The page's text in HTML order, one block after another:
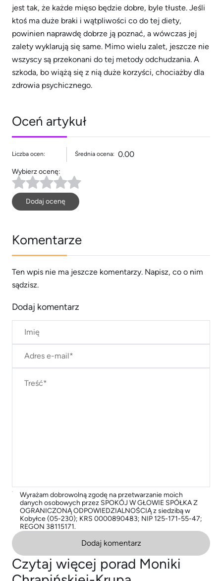
jest tak, że każde mięso będzie dobre, byle tłuste. Jeśli
ktoś ma duże braki i wątpliwości co do tej diety,
powinien naprawdę dobrze ją poznać, a wówczas jej
zalety wyklarują się same. Mimo wielu zalet, jeszcze nie
wszyscy są przekonani do tej metody odchudzania. A
szkoda, bo wiążą się z nią duże korzyści, chociażby dla
zdrowia psychicznego.
Oceń artykuł
Liczba ocen: Średnia ocena: 0.00
Wybierz ocenę:
Dodaj ocenę
Komentarze
Ten wpis nie ma jeszcze komentarzy. Napisz, co o nim
sądzisz.
Dodaj komentarz
Wyrażam dobrowolną zgodę na przetwarzanie moich
danych osobowych przez SPOKÓJ W GŁOWIE SPÓŁKA Z
OGRANICZONĄ ODPOWIEDZIALNOŚCIĄ z siedzibą w
Kobyłce (05-230); KRS 0000890483; NIP 125-171-55-47;
REGON 38115171.
Dodaj komentarz
Czytaj więcej porad Moniki